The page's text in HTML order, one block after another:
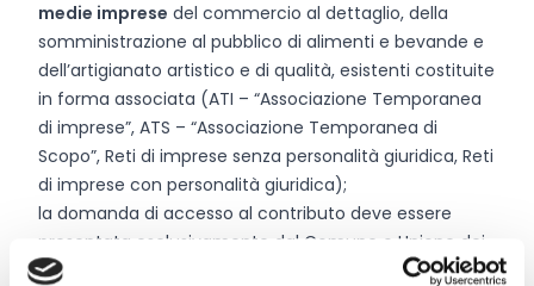
medie imprese del commercio al dettaglio, della
somministrazione al pubblico di alimenti e bevande e
dell’artigianato artistico e di qualità, esistenti costituite
in forma associata (ATI – “Associazione Temporanea
di imprese”, ATS – “Associazione Temporanea di
Scopo”, Reti di imprese senza personalità giuridica, Reti
di imprese con personalità giuridica);
la domanda di accesso al contributo deve essere
presentata esclusivamente dal Comune o Unione dei
Comuni.